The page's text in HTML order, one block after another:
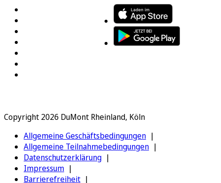
Copyright 2026 DuMont Rheinland, Köln
Allgemeine Geschäftsbedingungen
Allgemeine Teilnahmebedingungen
Datenschutzerklärung
Impressum
Barrierefreiheit